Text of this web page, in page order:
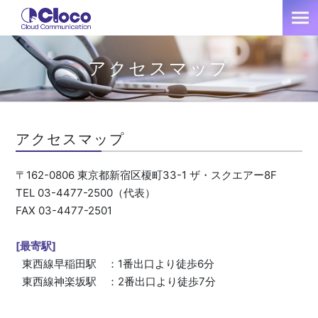
アクセスマップ
アクセスマップ
〒162-0806 東京都新宿区榎町33-1 ザ・スクエアー8F
TEL 03-4477-2500（代表）
FAX 03-4477-2501
[最寄駅]
東西線早稲田駅 ：1番出口より徒歩6分
東西線神楽坂駅 ：2番出口より徒歩7分